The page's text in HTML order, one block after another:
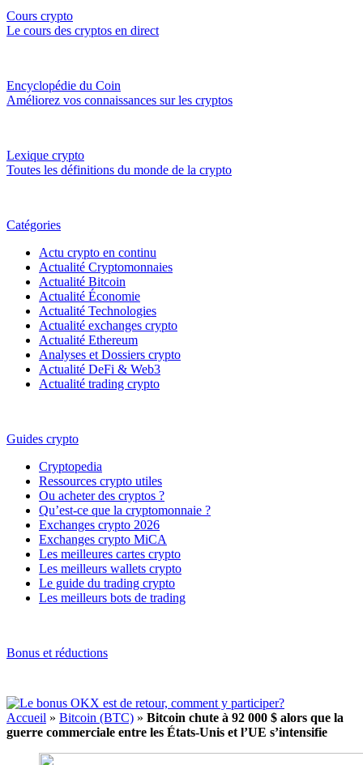
Cours crypto
Le cours des cryptos en direct
Encyclopédie du Coin
Améliorez vos connaissances sur les cryptos
Lexique crypto
Toutes les définitions du monde de la crypto
Catégories
Actu crypto en continu
Actualité Cryptomonnaies
Actualité Bitcoin
Actualité Économie
Actualité Technologies
Actualité exchanges crypto
Actualité Ethereum
Analyses et Dossiers crypto
Actualité DeFi & Web3
Actualité trading crypto
Guides crypto
Cryptopedia
Ressources crypto utiles
Ou acheter des cryptos ?
Qu’est-ce que la cryptomonnaie ?
Exchanges crypto 2026
Exchanges crypto MiCA
Les meilleures cartes crypto
Les meilleurs wallets crypto
Le guide du trading crypto
Les meilleurs bots de trading
Bonus et réductions
Accueil » Bitcoin (BTC) » Bitcoin chute à 92 000 $ alors que la
guerre commerciale entre les États-Unis et l’UE s’intensifie